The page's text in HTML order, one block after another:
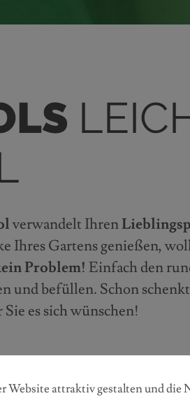
verwandelt Ihren
Gartens genießen,
Problem! Einfach den
und befüllen. Schon
es sich wünschen!
Website attraktiv gestalten und die